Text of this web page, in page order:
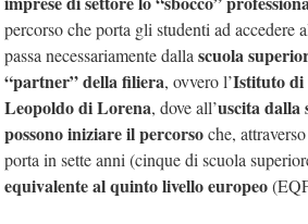
percorso che porta gli studenti ad accedere
passa necessariamente dallascuola
“partner” della filiera, ovvero l’Istituto di
Leopoldo di Lorena, dove all’uscita dalla
possono iniziare il percorsoche,
porta in sette anni (cinque di scuola
equivalente al quinto livello europeo